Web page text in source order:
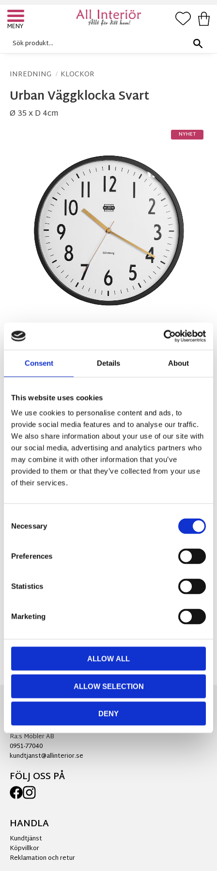
Consent Details About
This website uses cookies
We use cookies to personalise content and ads, to
provide social media features and to analyse our traffic.
We also share information about your use of our site with
our social media, advertising and analytics partners who
may combine it with other information that you’ve
provided to them or that they’ve collected from your use
of their services.
Selection
Necessary
Preferences
Statistics
Marketing
ALLOW ALL
ALLOW SELECTION
DENY
Meny
INREDNING KLOCKOR
Urban Väggklocka Svart
Ø 35 x D 4cm
NYHET
409,00
Antal
Lagerstatus 2 st i lager 804007
Tillverkare
Strömshaga
Fri frakt över 995kr
Snabba leveranser
Enkel betalning med Klarna
Batterier ingår ej.
MÅTT OCH SPECIFIKATIONER
Visa alla produkter från Strömshaga
KONTAKTA OSS
Ra:s Möbler AB
0951-77040
kundtjanst@allinterior.se
FÖLJ OSS PÅ
HANDLA
Kundtjänst
Köpvillkor
Reklamation och retur